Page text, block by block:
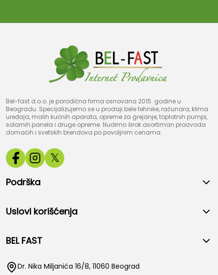
Bel-fast d.o.o. je porodična firma osnovana 2015. godine u
Beogradu. Specijalizujemo se u prodaji bele tehnike, računara, klima
uređaja, malih kućnih aparata, opreme za grejanje, toplotnih pumpi,
solarnih panela i druge opreme. Nudimo širok asortiman proizvoda
domaćih i svetskih brendova po povoljnim cenama.
𝕏
Podrška
Uslovi korišćenja
BEL FAST
Dr. Nika Miljanića 16/8, 11060 Beograd